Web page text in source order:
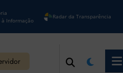
à Informação
Radar da Transparência